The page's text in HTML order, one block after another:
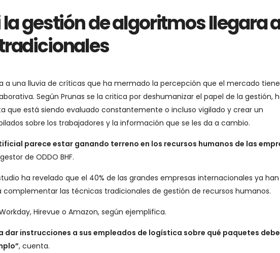
gestión de algoritmos llegara
a una lluvia de críticas que ha mermado la percepción que el mercado
Según Prunas se la critica por deshumanizar el papel de la gestión,
que está siendo evaluado constantemente o incluso vigilado y crear un
sobre los trabajadores y la información que se les da a cambio.
parece estar ganando terreno en los recursos humanos de las
de ODDO BHF.
ha revelado que el 40% de las grandes empresas internacionales ya han
complementar las técnicas tradicionales de gestión de recursos humanos.
Hirevue o Amazon, según ejemplifica.
instrucciones a sus empleados de logística sobre qué paquetes
, cuenta.